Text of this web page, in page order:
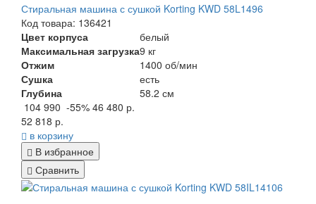
Стиральная машина с сушкой Korting KWD 58L1496
Код товара: 136421
Цвет корпуса
белый
Максимальная загрузка9 кг
Отжим
1400 об/мин
Сушка
есть
Глубина
58.2 см
104 990 -55% 46 480 р.
52 818 р.
в корзину
В избранное
Сравнить